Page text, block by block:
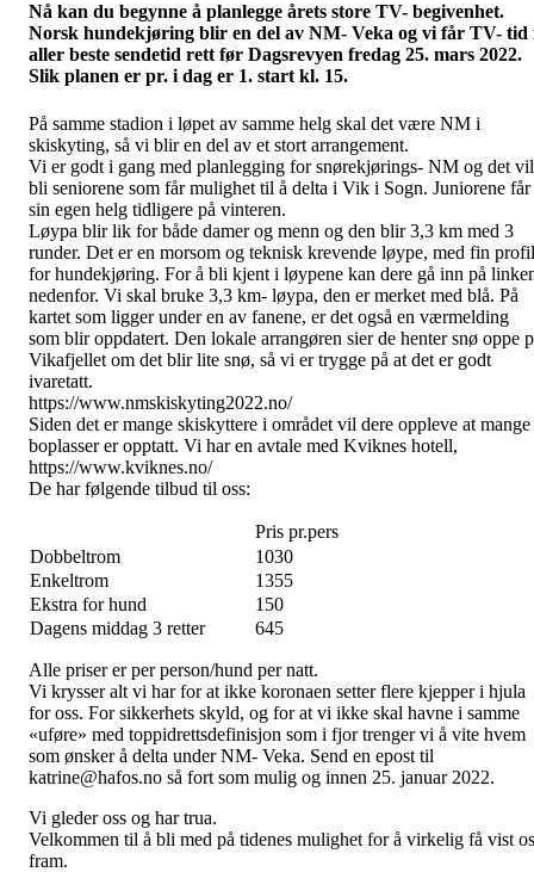
Nå kan du begynne å planlegge årets store TV- begivenhet.
Norsk hundekjøring blir en del av NM- Veka og vi får TV- tid
aller beste sendetid rett før Dagsrevyen fredag 25. mars 2022.
Slik planen er pr. i dag er 1. start kl. 15.
På samme stadion i løpet av samme helg skal det være NM i
skiskyting, så vi blir en del av et stort arrangement.
Vi er godt i gang med planlegging for snørekjørings- NM og det vil
bli seniorene som får mulighet til å delta i Vik i Sogn. Juniorene får
sin egen helg tidligere på vinteren.
Løypa blir lik for både damer og menn og den blir 3,3 km med 3
runder. Det er en morsom og teknisk krevende løype, med fin profil
for hundekjøring. For å bli kjent i løypene kan dere gå inn på
nedenfor. Vi skal bruke 3,3 km- løypa, den er merket med blå. På
kartet som ligger under en av fanene, er det også en værmelding
som blir oppdatert. Den lokale arrangøren sier de henter snø oppe
Vikafjellet om det blir lite snø, så vi er trygge på at det er godt
ivaretatt.
https://www.nmskiskyting2022.no/
Siden det er mange skiskyttere i området vil dere oppleve at mange
boplasser er opptatt. Vi har en avtale med Kviknes hotell,
https://www.kviknes.no/
De har følgende tilbud til oss:
Pris pr.pers
Dobbeltrom
1030
Enkeltrom
1355
Ekstra for hund
150
Dagens middag 3 retter
645
Alle priser er per person/hund per natt.
Vi krysser alt vi har for at ikke koronaen setter flere kjepper i hjula
for oss. For sikkerhets skyld, og for at vi ikke skal havne i samme
«uføre» med toppidrettsdefinisjon som i fjor trenger vi å vite hvem
som ønsker å delta under NM- Veka. Send en epost til
katrine@hafos.no så fort som mulig og innen 25. januar 2022.
Vi gleder oss og har trua.
Velkommen til å bli med på tidenes mulighet for å virkelig få vist
fram.